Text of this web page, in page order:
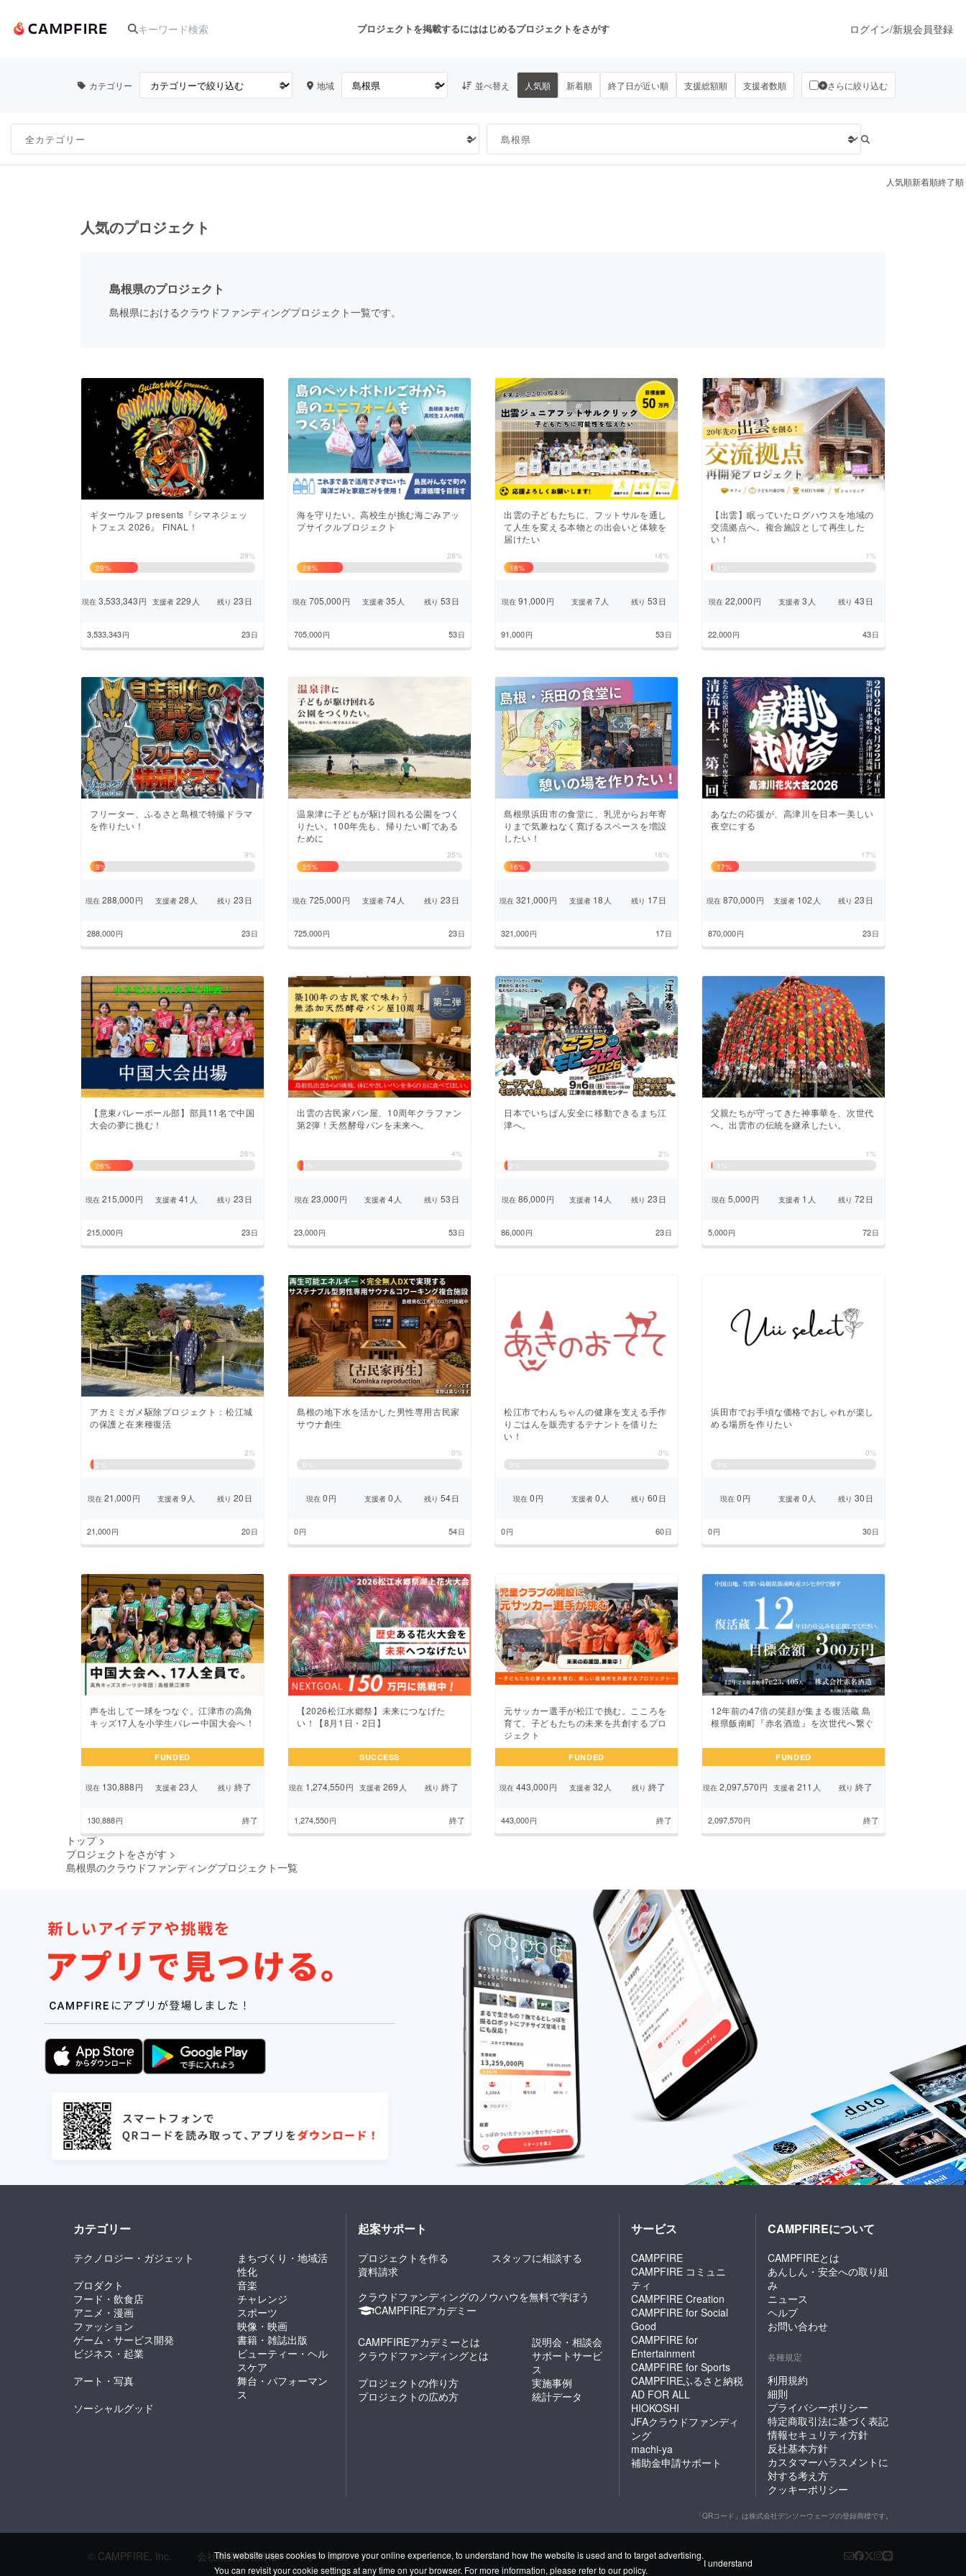
This website uses cookies to improve your online experience, to understand how the website is used and to target advertising.
You can revisit your cookie settings at any time on your browser. For more information, please refer to our policy.
I understand
プロジェクトを掲載するにははじめるプロジェクトをさがす
人気のプロジェクト注目のリターン注目の新着プロジェクト募集終了が近いプロジェクトもうすぐ公開されます
ビジネス・起業
CAMPFIRE for Social GoodCAMPFIRE Creation
CAMPFIREふるさと納税
machi-yaコミュニティ
ログイン/新規会員登録
カテゴリー 地域 並べ替え 人気順 新着順 終了日が近い順 支援総額順 支援者数順 さらに絞り込む
人気順新着順終了順
人気のプロジェクト
島根県のプロジェクト
島根県におけるクラウドファンディングプロジェクト一覧です。
ギターウルフ presents『シマネジェッ
トフェス 2026』 FINAL！
29%
29%
現在3,533,343円 支援者 229 人 残り 23日
3,533,343円 23日
海を守りたい。高校生が挑む海ごみアッ
プサイクルプロジェクト
28%
28%
現在705,000円 支援者35 人 残り 53日
705,000円 53日
出雲の子どもたちに、フットサルを通し
て人生を変える本物との出会いと体験を
届けたい
18%
18%
現在 91,000円 支援者 7 人 残り 53日
91,000円 53日
【出雲】眠っていたログハウスを地域の
交流拠点へ。複合施設として再生した
い！
1%
1
現在 22,000円 支援者 3 人 残り 43日
22,000円 43日
フリーター、ふるさと島根で特撮ドラマ
を作りたい！
9%
9%
現在288,000円 支援者28 人 残り 23日
288,000円 23日
温泉津に子どもが駆け回れる公園をつく
りたい。100年先も、帰りたい町である
ために
25%
25%
現在725,000円 支援者74 人 残り 23日
725,000円 23日
島根県浜田市の食堂に、乳児からお年寄
りまで気兼ねなく寛げるスペースを増設
したい！
16%
16%
現在321,000円 支援者18 人 残り 17日
321,000円 17日
あなたの応援が、高津川を日本一美しい
夜空にする
17%
17%
現在870,000円 支援者 102 人 残り 23日
870,000円 23日
【意東バレーボール部】部員11名で中国
大会の夢に挑む！
26%
26%
現在215,000円 支援者41 人 残り 23日
215,000円 23日
出雲の古民家パン屋、10周年クラファン
第2弾！天然酵母パンを未来へ。
4%
4
現在 23,000円 支援者 4 人 残り 53日
23,000円 53日
日本でいちばん安全に移動できるまち江
津へ。
2%
2
現在 86,000円 支援者14 人 残り 23日
86,000円 23日
父親たちが守ってきた神事華を、次世代
へ。出雲市の伝統を継承したい。
1%
1
現在5,000円 支援者 1 人 残り 72日
5,000円 72日
アカミミガメ駆除プロジェクト：松江城
の保護と在来種復活
2%
2
現在 21,000円 支援者 9 人 残り 20日
21,000円 20日
島根の地下水を活かした男性専用古民家
サウナ創生
0%
0
現在0円 支援者 0 人 残り 54日
0円 54日
松江市でわんちゃんの健康を支える手作
りごはんを販売するテナントを借りた
い！
0%
0
現在0円 支援者 0 人 残り 60日
0円 60日
浜田市でお手頃な価格でおしゃれが楽し
める場所を作りたい
0%
0
現在0円 支援者 0 人 残り 30日
0円 30日
声を出して一球をつなぐ。江津市の高角
キッズ17人を小学生バレー中国大会へ！
FUNDED
現在130,888円 支援者23 人 残り 終了
130,888円 終了
【2026松江水郷祭】未来につなげた
い！【8月1日・2日】
SUCCESS
現在1,274,550円 支援者 269 人 残り 終了
1,274,550円 終了
元サッカー選手が松江で挑む。こころを
育て、子どもたちの未来を共創するプロ
ジェクト
FUNDED
現在443,000円 支援者32 人 残り 終了
443,000円 終了
12年前の47倍の笑顔が集まる復活蔵 島
根県飯南町『赤名酒造』を次世代へ繋ぐ
FUNDED
現在2,097,570円 支援者 211 人 残り 終了
2,097,570円 終了
トップ >
プロジェクトをさがす >
島根県のクラウドファンディングプロジェクト一覧
4
カテゴリー
テクノロジー・ガジェット
まちづくり・地域活
性化
プロダクト
音楽
フード・飲食店
チャレンジ
アニメ・漫画
スポーツ
ファッション
映像・映画
ゲーム・サービス開発
書籍・雑誌出版
ビジネス・起業
ビューティー・ヘル
スケア
アート・写真
舞台・パフォーマン
ス
ソーシャルグッド
起案サポート
プロジェクトを作る
スタッフに相談する
資料請求
クラウドファンディングのノウハウを無料で学ぼう
CAMPFIREアカデミー
CAMPFIREアカデミーとは
説明会・相談会
クラウドファンディングとは
サポートサービ
ス
プロジェクトの作り方
実施事例
プロジェクトの広め方
統計データ
サービス
CAMPFIRE
CAMPFIRE コミュニ
ティ
CAMPFIRE Creation
CAMPFIRE for Social
Good
CAMPFIRE for
Entertainment
CAMPFIRE for Sports
CAMPFIREふるさと納税
AD FOR ALL
HIOKOSHI
JFAクラウドファンディ
ング
machi-ya
補助金申請サポート
CAMPFIREについて
CAMPFIREとは
あんしん・安全への取り組
み
ニュース
ヘルプ
お問い合わせ
各種規定
利用規約
細則
プライバシーポリシー
特定商取引法に基づく表記
情報セキュリティ方針
反社基本方針
カスタマーハラスメントに
対する考え方
クッキーポリシー
「QRコード」は株式会社デンソーウェーブの登録商標です。
© CAMPFIRE, Inc. 会社概要採用情報パートナー募集